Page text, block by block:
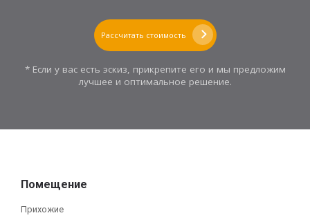
Рассчитать стоимость
* Если у вас есть эскиз, прикрепите его и мы предложим
лучшее и оптимальное решение.
Помещение
Прихожие